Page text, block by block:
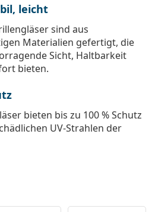
leicht
sind aus
Materialien gefertigt, die
Sicht, Haltbarkeit
bieten.
bieten bis zu 100 % Schutz
UV-Strahlen der